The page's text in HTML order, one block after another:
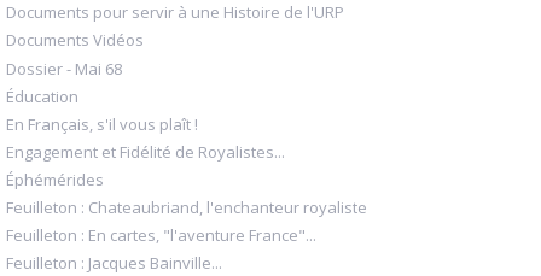
Documents pour servir à une Histoire de l'URP
Documents Vidéos
Dossier - Mai 68
Éducation
En Français, s'il vous plaît !
Engagement et Fidélité de Royalistes...
Éphémérides
Feuilleton : Chateaubriand, l'enchanteur royaliste
Feuilleton : En cartes, "l'aventure France"...
Feuilleton : Jacques Bainville...